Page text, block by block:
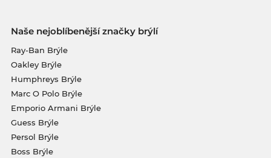
Naše nejoblíbenější značky brýlí
Ray-Ban Brýle
Oakley Brýle
Humphreys Brýle
Marc O Polo Brýle
Emporio Armani Brýle
Guess Brýle
Persol Brýle
Boss Brýle